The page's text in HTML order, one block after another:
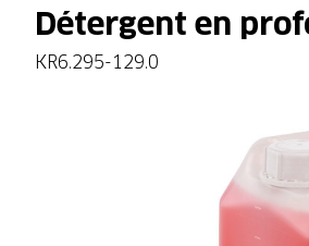
Détergent en
KR6.295-129.0